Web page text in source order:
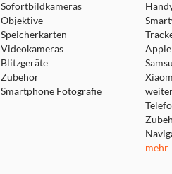
Sofortbildkameras
Objektive
Speicherkarten
Videokameras
Blitzgeräte
Zubehör
Smartphone Fotografie
mehr